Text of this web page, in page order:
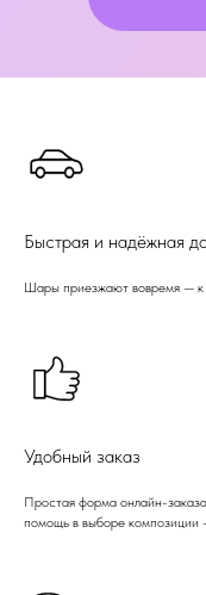
Быстрая и надёжная
Шары приезжают вовремя — к
Удобный заказ
Простая форма онлайн-
помощь в выборе композиции